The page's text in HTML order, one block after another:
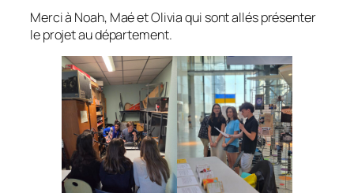
Merci à Noah, Maé et Olivia qui sont allés présenter
le projet au département.